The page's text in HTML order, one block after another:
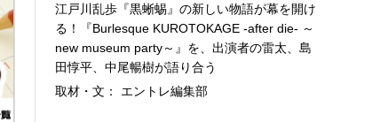
江戸川乱歩『黒蜥蜴』の新しい物語が幕を開け
る！『Burlesque KUROTOKAGE -after die- ～
new museum party～』を、出演者の雷太、島
田惇平、中尾暢樹が語り合う
取材・文： エントレ編集部